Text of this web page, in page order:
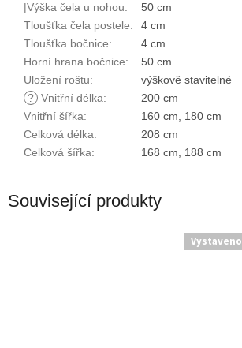
|Výška čela u nohou:
50 cm
Tloušťka čela postele:
4 cm
Tloušťka bočnice:
4 cm
Horní hrana bočnice:
50 cm
Uložení roštu:
výškově stavitelné
? Vnitřní délka:
200 cm
Vnitřní šířka:
160 cm, 180 cm
Celková délka:
208 cm
Celková šířka: 168 cm, 188 cm
Související produkty
Vystaveno